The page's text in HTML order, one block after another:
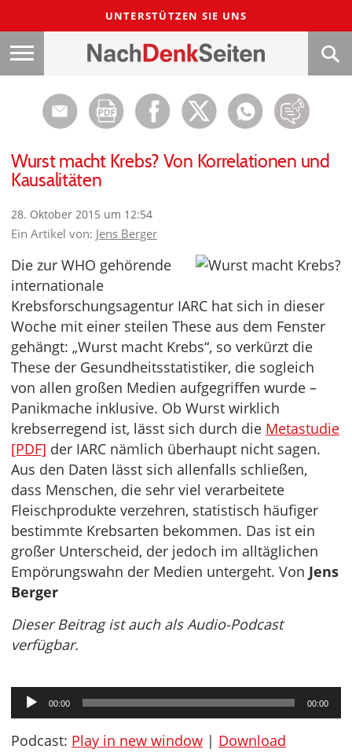
UNTERSTÜTZEN SIE UNS
Wurst macht Krebs? Von Korrelationen und
Kausalitäten
28. Oktober 2015 um 12:54
Ein Artikel von: Jens Berger
Die zur WHO gehörende
internationale
Krebsforschungsagentur IARC hat sich in dieser
Woche mit einer steilen These aus dem Fenster
gehängt: „Wurst macht Krebs“, so verkürzt die
These der Gesundheitsstatistiker, die sogleich
von allen großen Medien aufgegriffen wurde –
Panikmache inklusive. Ob Wurst wirklich
krebserregend ist, lässt sich durch die Metastudie
[PDF] der IARC nämlich überhaupt nicht sagen.
Aus den Daten lässt sich allenfalls schließen,
dass Menschen, die sehr viel verarbeitete
Fleischprodukte verzehren, statistisch häufiger
bestimmte Krebsarten bekommen. Das ist ein
großer Unterscheid, der jedoch im alltäglichen
Empörungswahn der Medien untergeht. Von Jens
Berger
Dieser Beitrag ist auch als Audio-Podcast
verfügbar.
Audio-
Player
00:00 00:00
Podcast: Play in new window | Download